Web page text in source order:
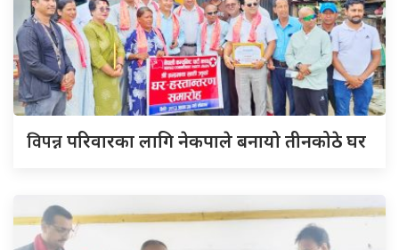
विपन्नपरिवारका लागि नेकपाले बनायो तीनकोठे घर